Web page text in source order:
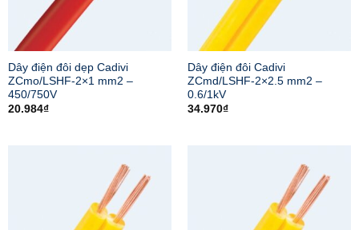
Dây điện đôi dẹp Cadivi
ZCmo/LSHF-2×1 mm2 –
450/750V
20.984₫
Dây điện đôi Cadivi
ZCmd/LSHF-2×2.5 mm2 –
0.6/1kV
34.970₫